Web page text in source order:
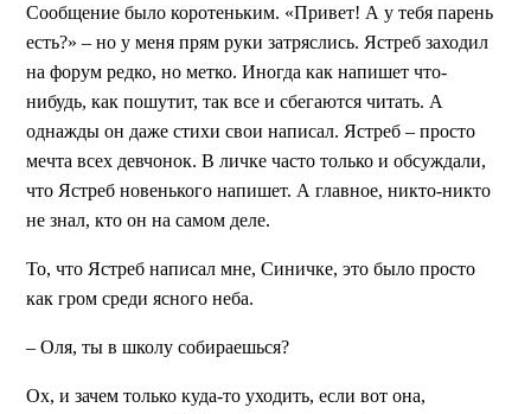
Сообщение было коротеньким. «Привет! А у тебя парень
есть?» – но у меня прям руки затряслись. Ястреб заходил
на форум редко, но метко. Иногда как напишет что-
нибудь, как пошутит, так все и сбегаются читать. А
однажды он даже стихи свои написал. Ястреб – просто
мечта всех девчонок. В личке часто только и обсуждали,
что Ястреб новенького напишет. А главное, никто-никто
не знал, кто он на самом деле.
То, что Ястреб написал мне, Синичке, это было просто
как гром среди ясного неба.
– Оля, ты в школу собираешься?
Ох, и зачем только куда-то уходить, если вот она,